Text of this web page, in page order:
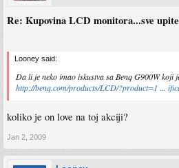
Re: Kupovina LCD monitora...sve
Looney said:
Da li je neko imao iskustva sa Benq G900W koji
http://benq.com/products/LCD/?product=1 ...
koliko je on love na toj akciji?
Jan 2, 2009